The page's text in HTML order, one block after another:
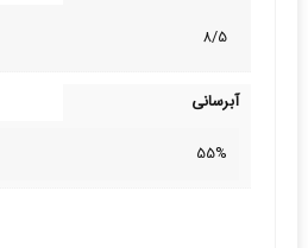
8/5
آبرسانی
55%